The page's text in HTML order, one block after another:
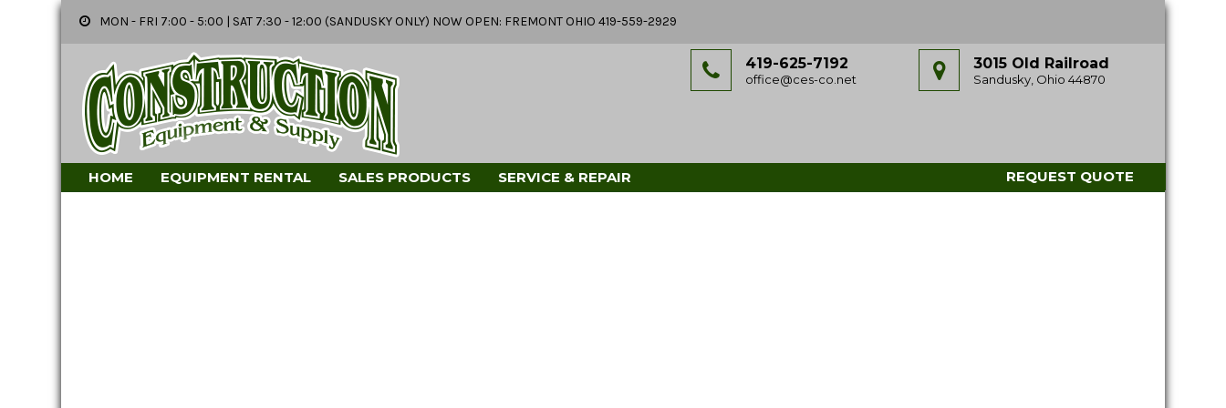
MON - FRI 7:00 - 5:00 | SAT 7:30 - 12:00 (SANDUSKY ONLY) NOW OPEN: FREMONT OHIO 419-559-2929
3015 Old Railroad
Sandusky, Ohio 44870
419-625-7192
office@ces-co.net
HOME EQUIPMENT RENTAL SALES PRODUCTS SERVICE & REPAIR REQUEST QUOTE